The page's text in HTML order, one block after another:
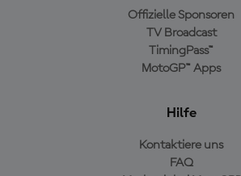
Offizielle Sponsoren
TV Broadcast
TimingPass™
MotoGP™ Apps
Hilfe
Kontaktiere uns
FAQ